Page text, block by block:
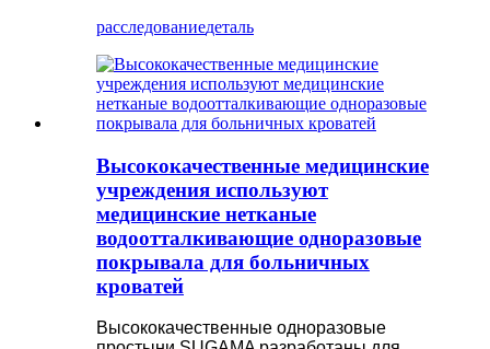
расследованиедеталь
Высококачественные медицинские
учреждения используют
медицинские нетканые
водоотталкивающие одноразовые
покрывала для больничных
кроватей
Высококачественные одноразовые